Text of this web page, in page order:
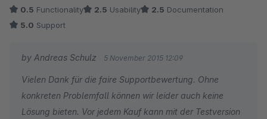
dass sie funktionieren und auch vom nicht EDVler
beherrschbar sind. Hier leider nicht der Fall.
zugelegt, mit ca. 40 Euro zwar deutlich teurer, aber dafür auch
mehr Möglichkeiten und vor allem, es funktioniert!
Den Support habe ich mal fairerhalber mit 10 bewertet, da ich
den ja nicht kontaktiert hatte.
0.5 Functionality 2.5 Usability 2.5 Documentation
5.0 Support
by Andreas Schulz 5 November 2015 12:09
Vielen Dank für die faire Supportbewertung. Ohne
konkreten Problemfall können wir leider auch keine
Lösung bieten. Vor jedem Kauf kann mit der Testversion